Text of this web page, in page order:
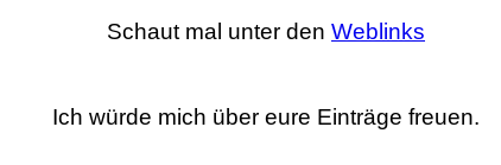
Schaut mal unter den Weblinks
Ich würde mich über eure Einträge freuen.